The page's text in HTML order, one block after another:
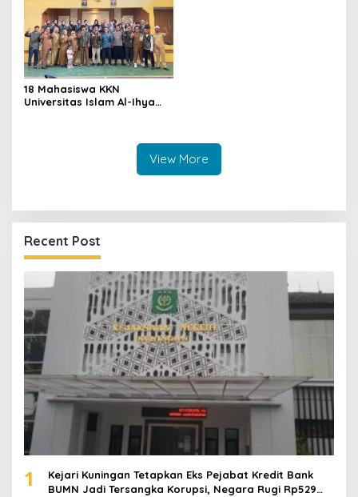
18 Mahasiswa KKN
Universitas Islam Al-Ihya
Ditandai Pemasangan Vest
View More
Recent Post
1
Kejari Kuningan Tetapkan Eks Pejabat Kredit Bank
BUMN Jadi Tersangka Korupsi, Negara Rugi Rp529